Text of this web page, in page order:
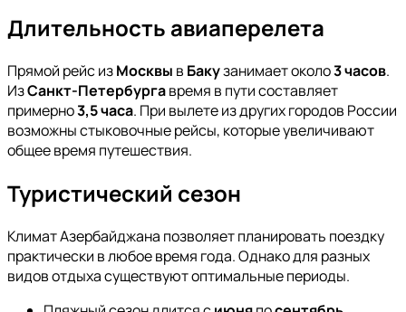
Длительность авиаперелета
Прямой рейс изМосквы в Бакузанимает около3 часов.
ИзСанкт-Петербургавремя в пути составляет
примерно3,5 часа. При вылете из других городов России
возможны стыковочные рейсы, которые увеличивают
общее время путешествия.
Туристический сезон
Климат Азербайджана позволяет планировать поездку
практически в любое время года. Однако для разных
видов отдыха существуют оптимальные периоды.